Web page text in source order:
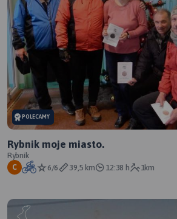
POLECAMY
Rybnik moje miasto.
Rybnik
C 6/6 39,5 km 12:38 h 1km